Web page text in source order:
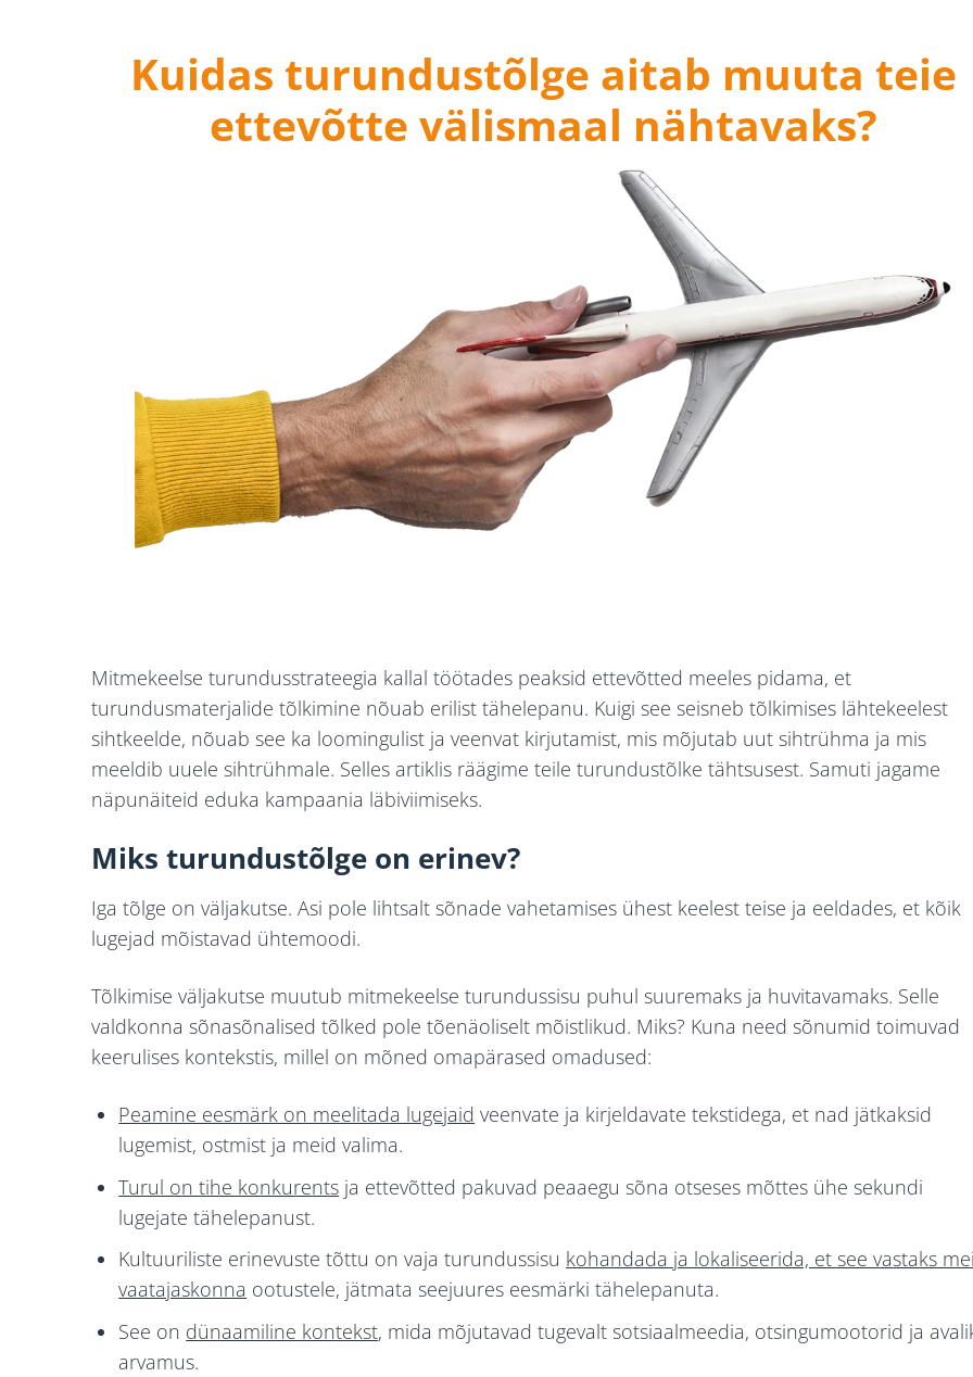
Kuidas turundustõlge aitab muuta teie
ettevõtte välismaal nähtavaks?
Mitmekeelse turundusstrateegia kallal töötades peaksid ettevõtted meeles pidama, et
turundusmaterjalide tõlkimine nõuab erilist tähelepanu. Kuigi see seisneb tõlkimises lähtekeelest
sihtkeelde, nõuab see ka loomingulist ja veenvat kirjutamist, mis mõjutab uut sihtrühma ja mis
meeldib uuele sihtrühmale. Selles artiklis räägime teile turundustõlke tähtsusest. Samuti jagame
näpunäiteid eduka kampaania läbiviimiseks.
Miks turundustõlge on erinev?
Iga tõlge on väljakutse. Asi pole lihtsalt sõnade vahetamises ühest keelest teise ja eeldades, et kõik
lugejad mõistavad ühtemoodi.
Tõlkimise väljakutse muutub mitmekeelse turundussisu puhul suuremaks ja huvitavamaks. Selle
valdkonna sõnasõnalised tõlked pole tõenäoliselt mõistlikud. Miks? Kuna need sõnumid toimuvad
keerulises kontekstis, millel on mõned omapärased omadused:
Peamine eesmärk on meelitada lugejaid veenvate ja kirjeldavate tekstidega, et nad jätkaksid
lugemist, ostmist ja meid valima.
Turul on tihe konkurents ja ettevõtted pakuvad peaaegu sõna otseses mõttes ühe sekundi
lugejate tähelepanust.
Kultuuriliste erinevuste tõttu on vaja turundussisu kohandada ja lokaliseerida, et see vastaks
vaatajaskonna ootustele, jätmata seejuures eesmärki tähelepanuta.
See on dünaamiline kontekst, mida mõjutavad tugevalt sotsiaalmeedia, otsingumootorid ja
arvamus.